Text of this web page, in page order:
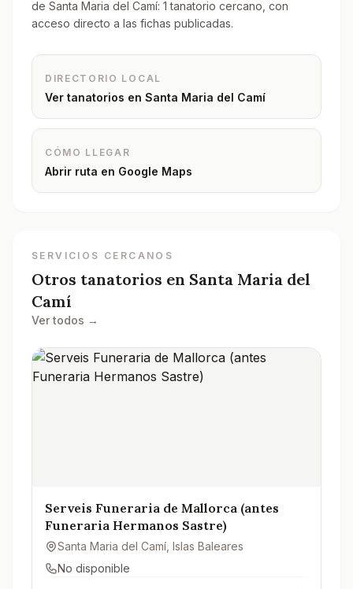
de Santa Maria del Camí: 1 tanatorio cercano, con
acceso directo a las fichas publicadas.
DIRECTORIO LOCAL
Ver tanatorios en Santa Maria del Camí
CÓMO LLEGAR
Abrir ruta en Google Maps
SERVICIOS CERCANOS
Otros tanatorios en Santa Maria del
Camí
Ver todos →
Serveis Funeraria de Mallorca (antes
Funeraria Hermanos Sastre)
Santa Maria del Camí , Islas Baleares
No disponible